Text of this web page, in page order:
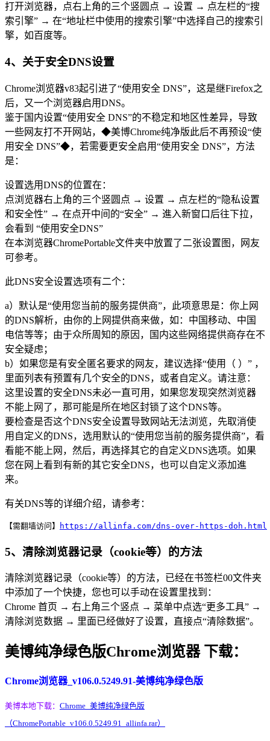
打开浏览器，点右上角的三个竖圆点 → 设置 → 点左栏的“搜
索引擎” → 在“地址栏中使用的搜索引擎”中选择自己的搜索引
擎，如百度等。
4、关于安全DNS设置
Chrome浏览器v83起引进了“使用安全 DNS”，这是继Firefox之
后，又一个浏览器启用DNS。
鉴于国内设置“使用安全 DNS”的不稳定和地区性差异，导致
一些网友打不开网站，◆美博Chrome纯净版此后不再预设“使
用安全 DNS”◆，若需要更安全启用“使用安全 DNS”，方法
是：
设置选用DNS的位置在：
点浏览器右上角的三个竖圆点 → 设置 → 点左栏的“隐私设置
和安全性” → 在点开中间的“安全” → 進入新窗口后往下拉，
会看到 “使用安全DNS”
在本浏览器ChromePortable文件夹中放置了二张设置图，网友
可参考。
此DNS安全设置选项有二个：
a）默认是“使用您当前的服务提供商”，此项意思是：你上网
的DNS解析，由你的上网提供商来做，如：中国移动、中国
电信等等；由于众所周知的原因，国内这些网络提供商存在不
安全疑虑；
b）如果您是有安全匿名要求的网友，建议选择“使用（ ）” ，
里面列表有预置有几个安全的DNS，或者自定义。请注意：
这里设置的安全DNS未必一直可用，如果您发现突然浏览器
不能上网了，那可能是所在地区封锁了这个DNS等。
要检查是否这个DNS安全设置导致网站无法浏览，先取消使
用自定义的DNS，选用默认的“使用您当前的服务提供商”，看
看能不能上网，然后，再选择其它的自定义DNS选项。如果
您在网上看到有新的其它安全DNS，也可以自定义添加進
来。
有关DNS等的详细介绍，请参考：
【需翻墙访问】 https://allinfa.com/dns-over-https-doh.html
5、清除浏览器记录（cookie等）的方法
清除浏览器记录（cookie等）的方法，已经在书签栏00文件夹
中添加了一个快捷，您也可以手动在设置里找到：
Chrome 首页 → 右上角三个竖点 → 菜单中点选“更多工具” →
清除浏览数据 → 里面已经做好了设置，直接点“清除数据”。
美博纯净绿色版Chrome浏览器 下载：
Chrome浏览器_v106.0.5249.91-美博纯净绿色版
美博本地下载： Chrome_美博纯净绿色版
（ChromePortable_v106.0.5249.91_allinfa.rar）